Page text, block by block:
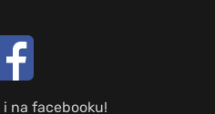
na facebooku!